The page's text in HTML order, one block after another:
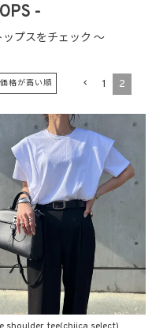
HIT ITEM
-
プスをチェック ～
価格が高い順 1 2